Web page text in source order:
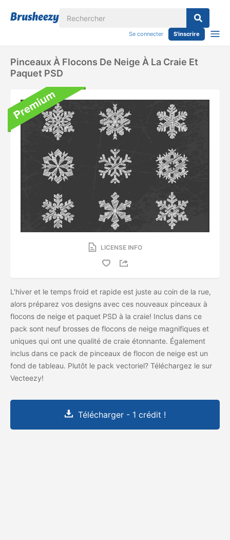
Se connecter S'inscrire
Pinceaux À Flocons De Neige À La Craie Et
Paquet PSD
LICENSE INFO
L'hiver et le temps froid et rapide est juste au coin de la rue,
alors préparez vos designs avec ces nouveaux pinceaux à
flocons de neige et paquet PSD à la craie! Inclus dans ce
pack sont neuf brosses de flocons de neige magnifiques et
uniques qui ont une qualité de craie étonnante. Également
inclus dans ce pack de pinceaux de flocon de neige est un
fond de tableau. Plutôt le pack vectoriel? Téléchargez le sur
Vecteezy!
Télécharger - 1 crédit !